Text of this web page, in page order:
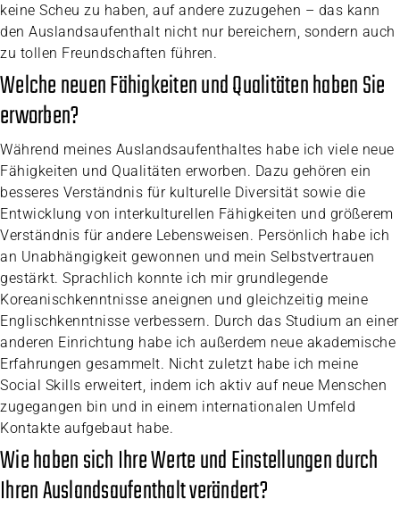
keine Scheu zu haben, auf andere zuzugehen – das kann
den Auslandsaufenthalt nicht nur bereichern, sondern auch
zu tollen Freundschaften führen.
Welche neuen Fähigkeiten und Qualitäten haben Sie
erworben?
Während meines Auslandsaufenthaltes habe ich viele neue
Fähigkeiten und Qualitäten erworben. Dazu gehören ein
besseres Verständnis für kulturelle Diversität sowie die
Entwicklung von interkulturellen Fähigkeiten und größerem
Verständnis für andere Lebensweisen. Persönlich habe ich
an Unabhängigkeit gewonnen und mein Selbstvertrauen
gestärkt. Sprachlich konnte ich mir grundlegende
Koreanischkenntnisse aneignen und gleichzeitig meine
Englischkenntnisse verbessern. Durch das Studium an einer
anderen Einrichtung habe ich außerdem neue akademische
Erfahrungen gesammelt. Nicht zuletzt habe ich meine
Social Skills erweitert, indem ich aktiv auf neue Menschen
zugegangen bin und in einem internationalen Umfeld
Kontakte aufgebaut habe.
Wie haben sich Ihre Werte und Einstellungen durch
Ihren Auslandsaufenthalt verändert?